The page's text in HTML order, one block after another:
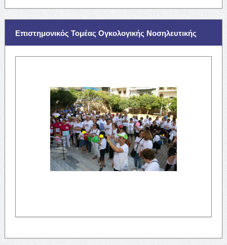
Επιστημονικός Τομέας Ογκολογικής Νοσηλευτικής